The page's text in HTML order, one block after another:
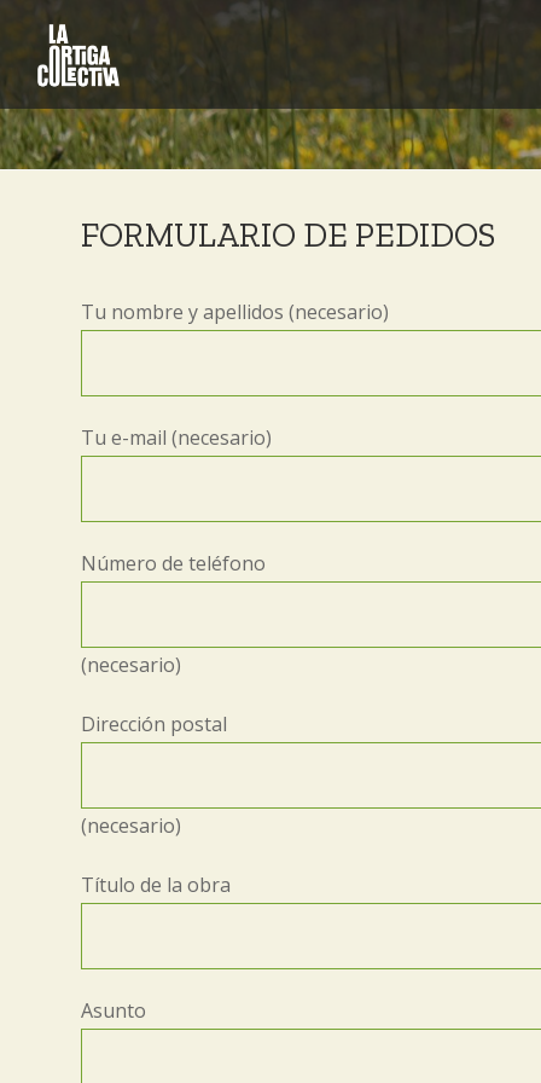
FORMULARIO DE PEDIDOS
Tu nombre y apellidos (necesario)
Tu e-mail (necesario)
Número de teléfono
(necesario)
Dirección postal
(necesario)
Título de la obra
Asunto